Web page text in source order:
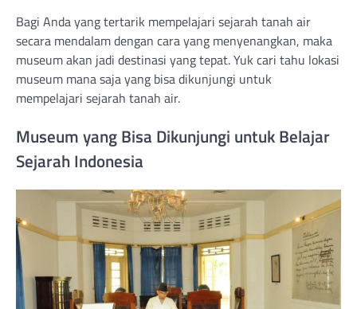
Bagi Anda yang tertarik mempelajari sejarah tanah air
secara mendalam dengan cara yang menyenangkan, maka
museum akan jadi destinasi yang tepat. Yuk cari tahu lokasi
museum mana saja yang bisa dikunjungi untuk
mempelajari sejarah tanah air.
Museum yang Bisa Dikunjungi untuk Belajar
Sejarah Indonesia